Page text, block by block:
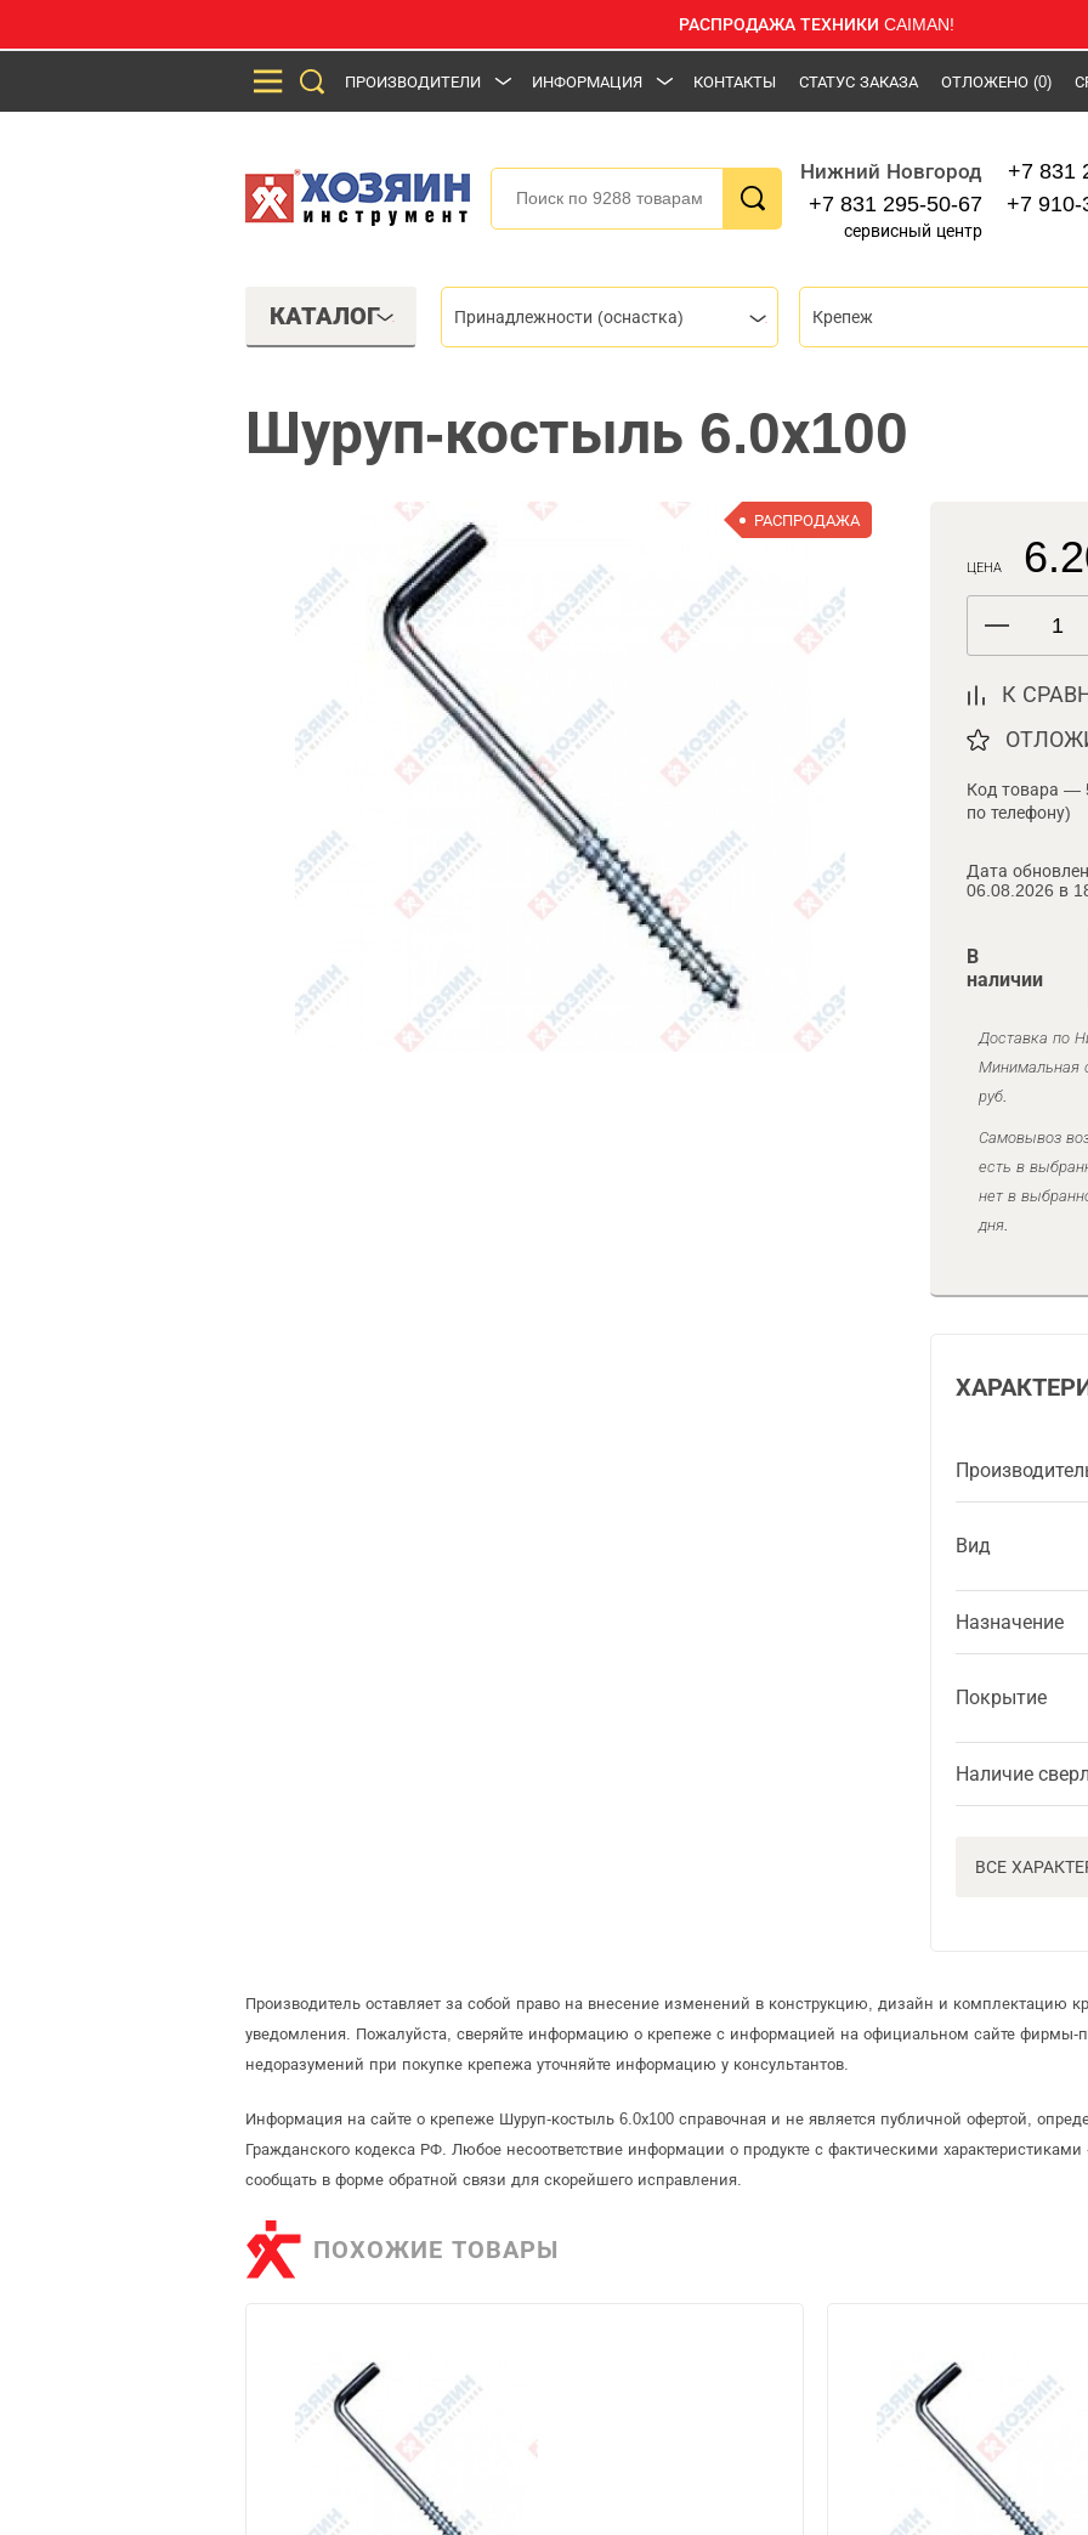
РАСПРОДАЖА ТЕХНИКИ CAIMAN!
ПРОИЗВОДИТЕЛИ ИНФОРМАЦИЯ КОНТАКТЫ СТАТУС ЗАКАЗА ОТЛОЖЕНО (0)
Нижний Новгород
+7 831 295-50-67
сервисный центр
+7 831
+7 910-
КАТАЛОГ Принадлежности (оснастка) Крепеж
Шуруп-костыль 6.0х100
РАСПРОДАЖА
ЦЕНА
К
Код товара —
по телефону)
Дата
06.08.2026 в
В
наличии
Доставка по
Минимальная
руб.
Самовывоз
есть в
нет в
дня.
Вид
Назначение
Покрытие
Наличие
ВСЕ
Производитель оставляет за собой право на внесение изменений в конструкцию, дизайн и комплектацию
уведомления. Пожалуйста, сверяйте информацию о крепеже с информацией на официальном сайте фирмы-
недоразумений при покупке крепежа уточняйте информацию у консультантов.
Информация на сайте о крепеже Шуруп-костыль 6.0х100 справочная и не является публичной офертой,
Гражданского кодекса РФ. Любое несоответствие информации о продукте с фактическими
сообщать в форме обратной связи для скорейшего исправления.
ПОХОЖИЕ ТОВАРЫ